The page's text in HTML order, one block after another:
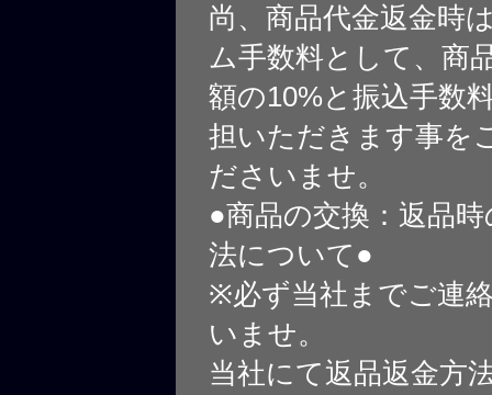
尚、商品代金返金時
ム手数料として、商
額の10%と振込手数
担いただきます事を
ださいませ。
●商品の交換：返品
法について●
※必ず当社までご連
いませ。
当社にて返品返金方